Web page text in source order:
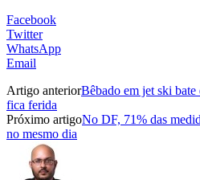
Facebook
Twitter
WhatsApp
Email
Artigo anteriorBêbado em jet ski
fica ferida
Próximo artigoNo DF, 71% das
no mesmo dia